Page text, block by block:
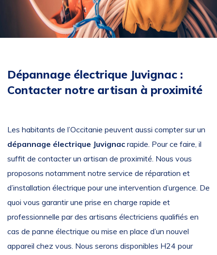
Dépannage électrique Juvignac :
Contacter notre artisan à proximité
Les habitants de l’Occitanie peuvent aussi compter sur un
dépannage électrique Juvignac rapide. Pour ce faire, il
suffit de contacter un artisan de proximité. Nous vous
proposons notamment notre service de réparation et
d’installation électrique pour une intervention d’urgence. De
quoi vous garantir une prise en charge rapide et
professionnelle par des artisans électriciens qualifiés en
cas de panne électrique ou mise en place d’un nouvel
appareil chez vous. Nous serons disponibles H24 pour